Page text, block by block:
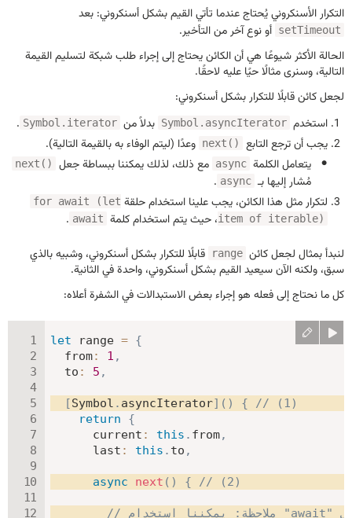
التكرار الأسنكروني يُحتاج عندما تأتي القيم بشكل أسنكروني: بعد
setTimeout أو نوع آخر من التأخير.
الحالة الأكثر شيوعًا هي أن الكائن يحتاج إلى إجراء طلب شبكة لتسليم القيمة
التالية، وسنرى مثالًا حيًا عليه لاحقًا.
لجعل كائن قابلًا للتكرار بشكل أسنكروني:
استخدم Symbol.asyncIterator بدلاً من Symbol.iterator
.
يجب أن ترجع التابع
next() وعدًا (ليتم الوفاء به بالقيمة التالية).
يتعامل الكلمة async مع ذلك، لذلك يمكننا ببساطة جعل next()
مُشار إليها بـ async
.
لتكرار مثل هذا الكائن، يجب علينا استخدام حلقة for await (let
item of iterable)، حيث يتم استخدام كلمة await
.
لنبدأ بمثال لجعل كائن range
قابلًا للتكرار بشكل أسنكروني، وشبيه بالذي
سبق، ولكنه الآن سيعيد القيم بشكل أسنكروني، واحدة في الثانية.
كل ما نحتاج إلى فعله هو إجراء بعض الاستبدالات في الشفرة أعلاه:
let range = {
from: 1 ,
to : 5 ,
[Symbol . asyncIterator] ( ) {
// (1)
return
{
current : this . from,
last : this . to ,
async next ( ) { // (2)